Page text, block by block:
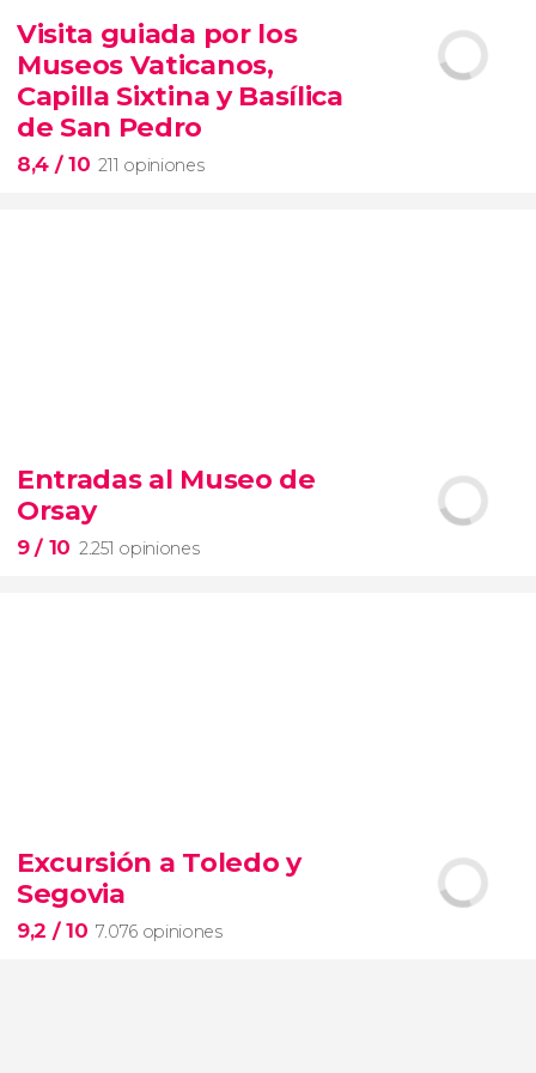
entrada al SUMMIT de Nueva York
miradores más icónicos de Manhattan
evitar las colas
opción VIP
Visita guiada por los
Museos Vaticanos,
Capilla Sixtina y Basílica
de San Pedro
8,4 / 10 211 opiniones
Piedad
Museos Vaticanos
Basílica de San
Entradas al Museo de
Orsay
9/ 10 2.251 opiniones
pinturas impresionistas
más famosas del mundo
Excursión a Toledo y
Segovia
9,2 / 10 7.076 opiniones